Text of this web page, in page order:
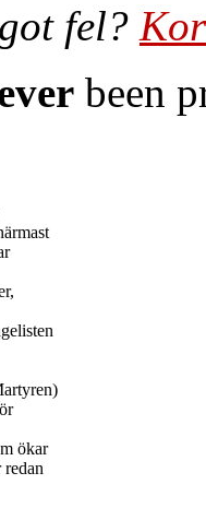
fel?
been
ökar